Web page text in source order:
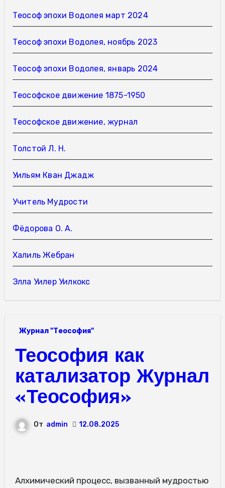
Теософ эпохи Водолея март 2024
Теософ эпохи Водолея, ноябрь 2023
Теософ эпохи Водолея, январь 2024
Теософское движение 1875-1950
Теософское движение, журнал
Толстой Л. Н.
Уильям Кван Джадж
Учитель Мудрости
Фёдорова О. А.
Халиль Жебран
Элла Уилер Уилкокс
Журнал "Теософия"
Теософия как
катализатор Журнал
«Теософия»
От admin 12.08.2025
Алхимический процесс, вызванный мудростью